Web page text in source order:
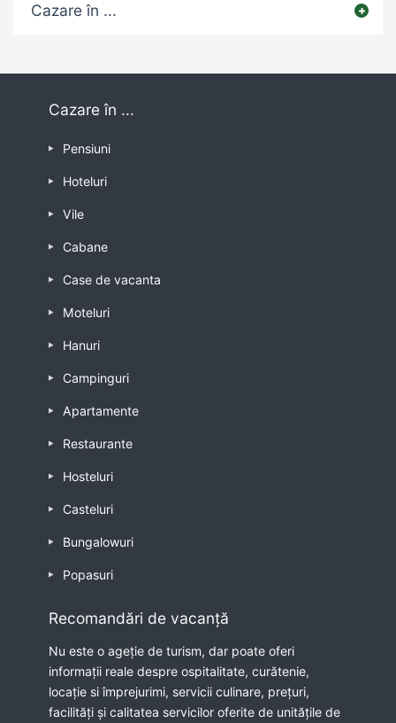
Cazare în ...
Cazare în ...
Pensiuni
Hoteluri
Vile
Cabane
Case de vacanta
Moteluri
Hanuri
Campinguri
Apartamente
Restaurante
Hosteluri
Casteluri
Bungalowuri
Popasuri
Recomandări de vacanță
Nu este o ageție de turism, dar poate oferi
informații reale despre ospitalitate, curătenie,
locație si împrejurimi, servicii culinare, prețuri,
facilități și calitatea servicilor oferite de unitățile de